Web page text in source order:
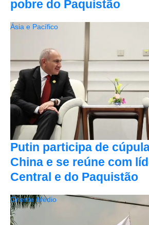
pobre do Paquistão
Putin participa de
China e se reúne com
Central e do Paquistão
Ásia e Pacífico
Oriente Médio